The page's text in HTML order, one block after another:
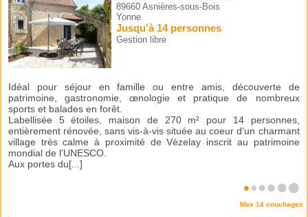
89660 Asnières-sous-Bois
Yonne
Jusqu'à 14 personnes
Gestion libre
Idéal pour séjour en famille ou entre amis, découverte de
patrimoine, gastronomie, œnologie et pratique de nombreux
sports et balades en forêt.
Labellisée 5 étoiles, maison de 270 m² pour 14 personnes,
entièrement rénovée, sans vis-à-vis située au coeur d'un charmant
village très calme à proximité de Vézelay inscrit au patrimoine
mondial de l'UNESCO.
Aux portes du[...]
Max 14 couchages